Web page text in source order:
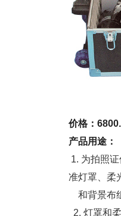
价格：
产品用途：
1. 为拍照
准灯罩、柔
和背景布
2. 灯罩和